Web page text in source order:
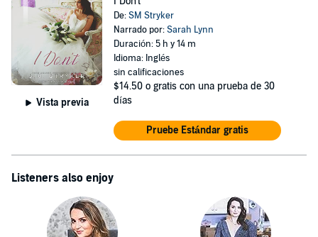
Vista previa
De:SM Stryker
Narrado por:Sarah Lynn
Duración: 5 h y 14 m
Idioma: Inglés
sin calificaciones
$14.50 o gratis con una prueba de 30
días
Pruebe Estándar gratis
Listeners also enjoy